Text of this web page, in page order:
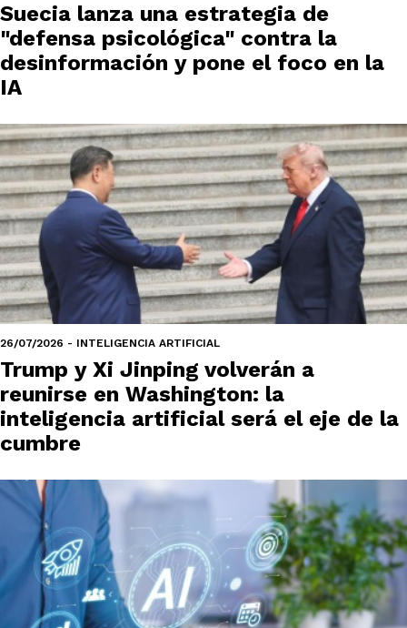
Suecia lanza una estrategia de
"defensa psicológica" contra la
desinformación y pone el foco en la
IA
26/07/2026 - INTELIGENCIA ARTIFICIAL
Trump y Xi Jinping volverán a
reunirse en Washington: la
inteligencia artificial será el eje de la
cumbre